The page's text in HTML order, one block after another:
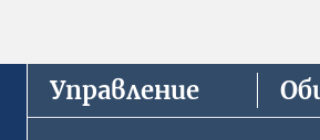
Управление